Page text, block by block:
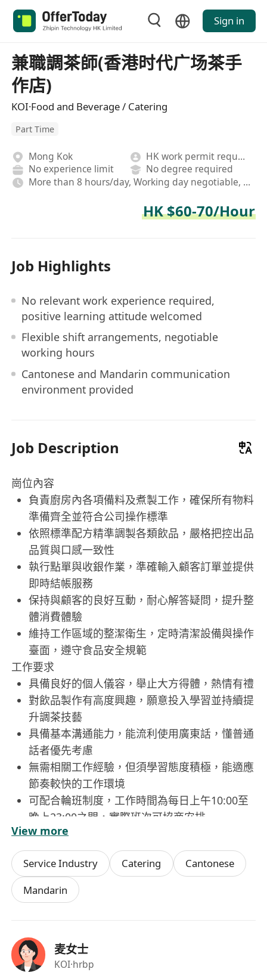
Sign in
兼職調茶師(香港时代广场茶手
作店)
KOI·Food and Beverage / Catering
Part Time
Mong Kok
HK work permit required
No experience limit
No degree required
More than 8 hours/day, Working day negotiable, Rotating shifts
HK $60-70/Hour
Job Highlights
No relevant work experience required,
positive learning attitude welcomed
Flexible shift arrangements, negotiable
working hours
Cantonese and Mandarin communication
environment provided
Job Description
崗位內容
負責廚房內各項備料及煮製工作，確保所有物料
準備齊全並符合公司操作標準
依照標準配方精準調製各類飲品，嚴格把控出品
品質與口感一致性
執行點單與收銀作業，準確輸入顧客訂單並提供
即時結帳服務
保持與顧客的良好互動，耐心解答疑問，提升整
體消費體驗
維持工作區域的整潔衛生，定時清潔設備與操作
臺面，遵守食品安全規範
工作要求
具備良好的個人儀容，舉止大方得體，熱情有禮
對飲品製作有高度興趣，願意投入學習並持續提
升調茶技藝
具備基本溝通能力，能流利使用廣東話，懂普通
話者優先考慮
無需相關工作經驗，但須學習態度積極，能適應
節奏較快的工作環境
可配合輪班制度，工作時間為每日上午10:00至
晚上23:00之間，實際班次可協商安排
View more
Service Industry Catering
Cantonese
Mandarin
麦女士
KOI·hrbp